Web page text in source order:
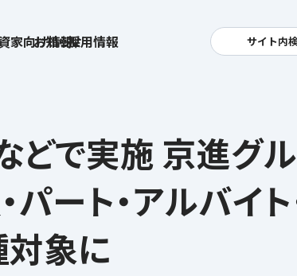
お知らせ
ト
基本方針
安全と安心への取り組み
安全・安心にお通いいただくために
メッセージアーカイブス
家向け情報採用情報 サイト内
どで実施 京進グ
ート・アルバイ
対象に